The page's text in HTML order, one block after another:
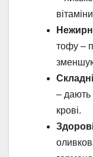
тофу –
– дають
крові.